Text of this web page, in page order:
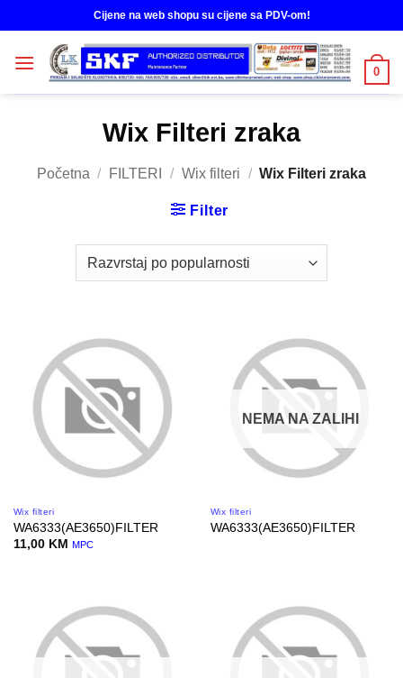
to
content
Cijene na web shopu su cijene sa PDV-om!
0
Wix Filteri zraka
Početna / FILTERI / Wix filteri / Wix Filteri zraka
Filter
Wix filteri
WA6333(AE3650)FILTER
11,00 KM MPC
NEMA NA ZALIHI
Wix filteri
WA6333(AE3650)FILTER